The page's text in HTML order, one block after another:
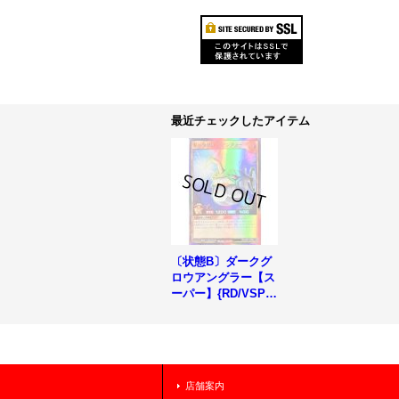
最近チェックしたアイテム
〔状態B〕ダークグ
ロウアングラー【ス
ーパー】{RD/VSP1-
店舗案内